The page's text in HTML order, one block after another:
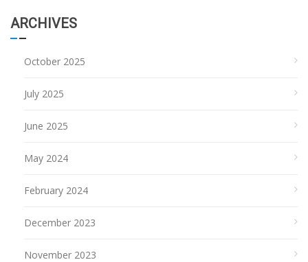
ARCHIVES
October 2025
July 2025
June 2025
May 2024
February 2024
December 2023
November 2023